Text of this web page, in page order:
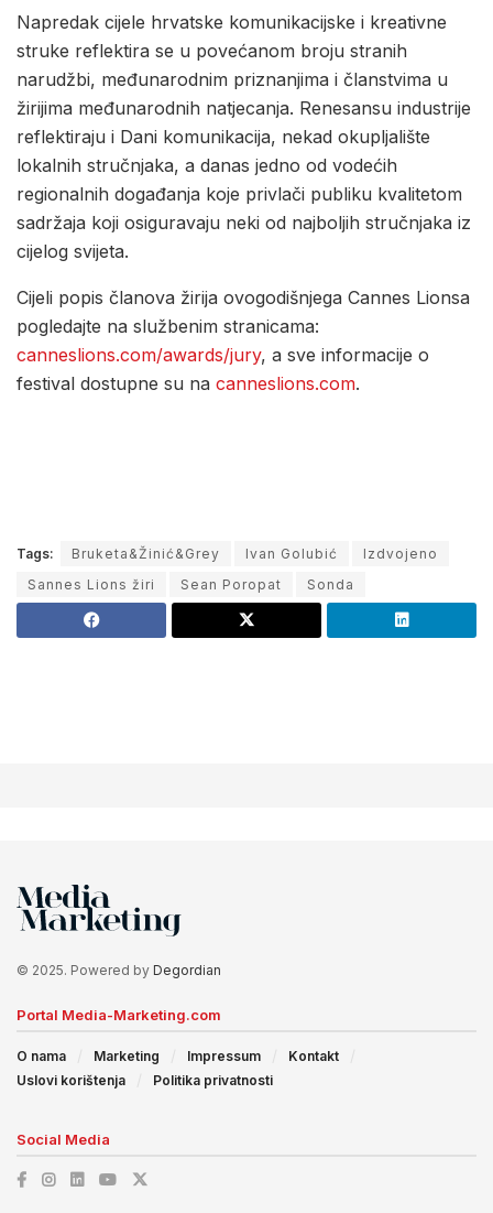
Napredak cijele hrvatske komunikacijske i kreativne
struke reflektira se u povećanom broju stranih
narudžbi, međunarodnim priznanjima i članstvima u
žirijima međunarodnih natjecanja. Renesansu industrije
reflektiraju i Dani komunikacija, nekad okupljalište
lokalnih stručnjaka, a danas jedno od vodećih
regionalnih događanja koje privlači publiku kvalitetom
sadržaja koji osiguravaju neki od najboljih stručnjaka iz
cijelog svijeta.
Cijeli popis članova žirija ovogodišnjega Cannes Lionsa
pogledajte na službenim stranicama:
canneslions.com/awards/jury, a sve informacije o
festival dostupne su na canneslions.com.
Tags: Bruketa&Žinić&Grey Ivan Golubić
Izdvojeno
Sannes Lions žiri
Sean Poropat Sonda
© 2025. Powered by Degordian
Portal Media-Marketing.com
O nama Marketing Impressum
Kontakt
Uslovi korištenja
Politika privatnosti
Social Media